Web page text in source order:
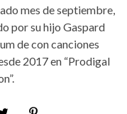
mes de septiembre,
por su hijo Gaspard
de con canciones
2017 en “Prodigal